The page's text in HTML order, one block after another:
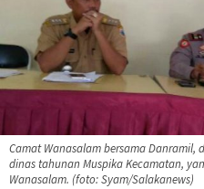
Camat Wanasalam bersama Danramil,
dinas tahunan Muspika Kecamatan,
Wanasalam. (foto: Syam/Salakanews)